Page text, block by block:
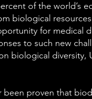
of the world’s
biological
for medical
to such new
biological diversity,
been proven that